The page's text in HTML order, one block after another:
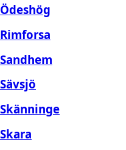
Ödeshög
Rimforsa
Sandhem
Sävsjö
Skänninge
Skara